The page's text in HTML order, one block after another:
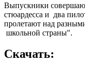
Выпускники
стюардесса и два
пролетают над
школьной страны".
Скачать: